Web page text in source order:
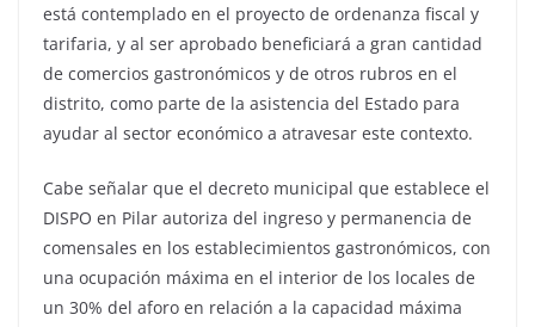
está contemplado en el proyecto de ordenanza fiscal y
tarifaria, y al ser aprobado beneficiará a gran cantidad
de comercios gastronómicos y de otros rubros en el
distrito, como parte de la asistencia del Estado para
ayudar al sector económico a atravesar este contexto.
Cabe señalar que el decreto municipal que establece el
DISPO en Pilar autoriza del ingreso y permanencia de
comensales en los establecimientos gastronómicos, con
una ocupación máxima en el interior de los locales de
un 30% del aforo en relación a la capacidad máxima